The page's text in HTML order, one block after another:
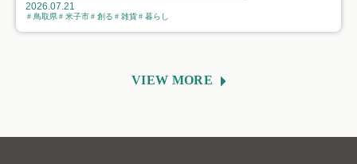
2026.07.21
鳥取県 米子市 創る 雑貨 暮らし
VIEW MORE